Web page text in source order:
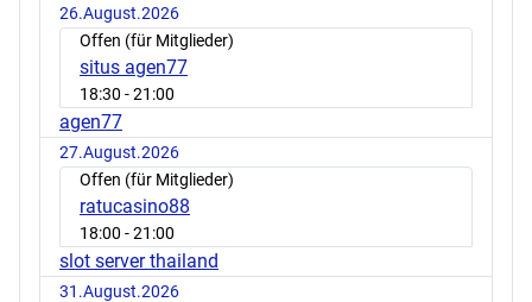
26.August.2026
Offen (für Mitglieder)
situs agen77
18:30 - 21:00
agen77
27.August.2026
Offen (für Mitglieder)
ratucasino88
18:00 - 21:00
slot server thailand
31.August.2026